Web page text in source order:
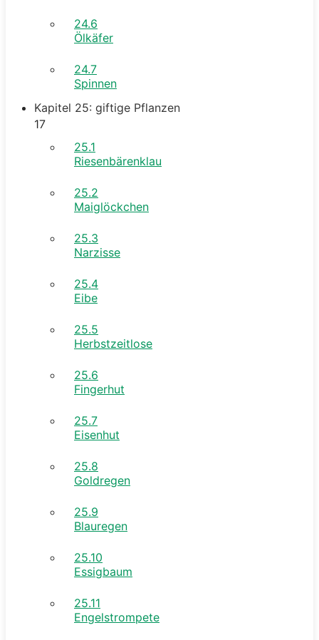
24.6
Ölkäfer
24.7
Spinnen
Kapitel 25: giftige Pflanzen
17
25.1
Riesenbärenklau
25.2
Maiglöckchen
25.3
Narzisse
25.4
Eibe
25.5
Herbstzeitlose
25.6
Fingerhut
25.7
Eisenhut
25.8
Goldregen
25.9
Blauregen
25.10
Essigbaum
25.11
Engelstrompete